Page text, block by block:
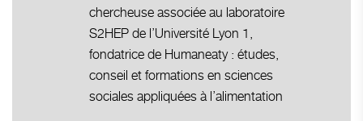
chercheuse associée au laboratoire
S2HEP de l’Université Lyon 1,
fondatrice de Humaneaty : études,
conseil et formations en sciences
sociales appliquées à l’alimentation